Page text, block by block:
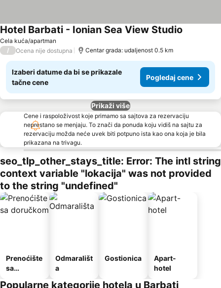
Cela kuća/apartman
Hotel Barbati - Ionian Sea View Studio
/ Ocena nije dostupna Centar grada: udaljenost 0.5 km
Izaberi datume da bi se prikazale
tačne cene
Pogledaj cene
Prikaži više
Cene i raspoloživost koje primamo sa sajtova za rezervaciju
neprestano se menjaju. To znači da ponuda koju vidiš na sajtu za
rezervaciju možda neće uvek biti potpuno ista kao ona koja je bila
prikazana na trivagu.
seo_tlp_other_stays_title: Error: The intl string
context variable "lokacija" was not provided
to the string "undefined"
Prenoćište
sa
Odmarališt
a
Gostionica
Apart-
hotel
Popularne kategorije hotela u Barbati